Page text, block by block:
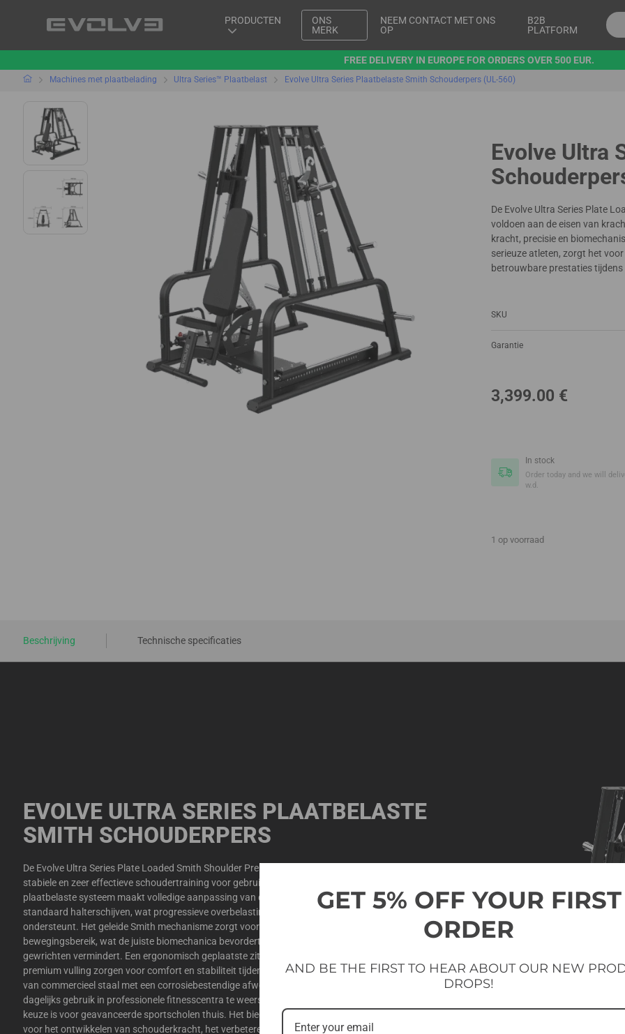
PRODUCTEN
ONS
MERK
NEEM CONTACT MET ONS
OP
B2B
PLATFORM
FREE DELIVERY IN EUROPE FOR ORDERS OVER 500 EUR.
Machines met plaatbelading Ultra Series™ Plaatbelast Evolve Ultra Series Plaatbelaste Smith Schouderpers (UL-560)
Evolve Ultra
De Evolve Ultra Series Plate
voldoen aan de eisen van
kracht, precisie en
serieuze atleten, zorgt het
betrouwbare prestaties
SKU
Garantie
3,399.00 €
In stock
Order today and we will
w.d.
1 op voorraad
Beschrijving Technische specificaties
EVOLVE ULTRA SERIES PLAATBELASTE
SMITH SCHOUDERPERS
De Evolve Ultra Series Plate Loaded Smith Shoulder Press is ontworpen voor een nauwkeurige,
stabiele en zeer effectieve schoudertraining voor gebruikers van alle ervaringsniveaus. Het
plaatbelaste systeem maakt volledige aanpassing van de weerstand mogelijk met behulp van
standaard halterschijven, wat progressieve overbelasting en evenwichtige krachtontwikkeling
ondersteunt. Het geleide Smith mechanisme zorgt voor gecontroleerde beweging over het gehele
bewegingsbereik, wat de juiste biomechanica bevordert en onnodige belasting van de
gewrichten vermindert. Een ergonomisch geplaatste zitting, anti-slip handgrepen en duurzame
premium vulling zorgen voor comfort en stabiliteit tijdens elke herhaling. Het toestel is gemaakt
van commercieel staal met een corrosiebestendige afwerking en is ontworpen om intensief
dagelijks gebruik in professionele fitnesscentra te weerstaan, terwijl het ook een uitstekende
keuze is voor geavanceerde sportscholen thuis. Het biedt een betrouwbare, duurzame oplossing
voor het ontwikkelen van schouderkracht, het verbeteren van de stabiliteit van het bovenlichaam
GET 5% OFF YOUR FIRST
ORDER
AND BE THE FIRST TO HEAR ABOUT OUR NEW
DROPS!